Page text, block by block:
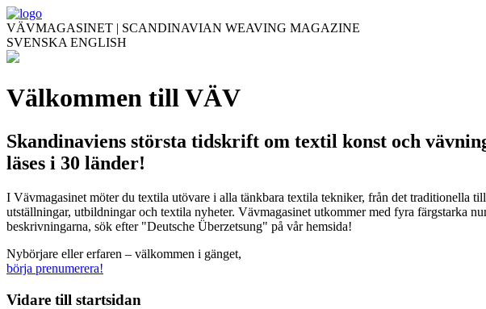
VÄVMAGASINET | SCANDINAVIAN WEAVING MAGAZINE
SVENSKA ENGLISH
Välkommen till VÄV
Skandinaviens största tidskrift om textil konst och
läses i 30 länder!
I Vävmagasinet möter du textila utövare i alla tänkbara textila tekniker, från det traditionella
utställningar, utbildningar och textila nyheter. Vävmagasinet utkommer med fyra färgstarka
beskrivningarna, sök efter "Deutsche Überzetsung" på vår hemsida!
Nybörjare eller erfaren – välkommen i gänget,
börja prenumerera!
Vidare till startsidan